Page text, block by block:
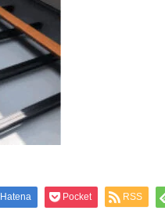
Hatena Pocket RSS